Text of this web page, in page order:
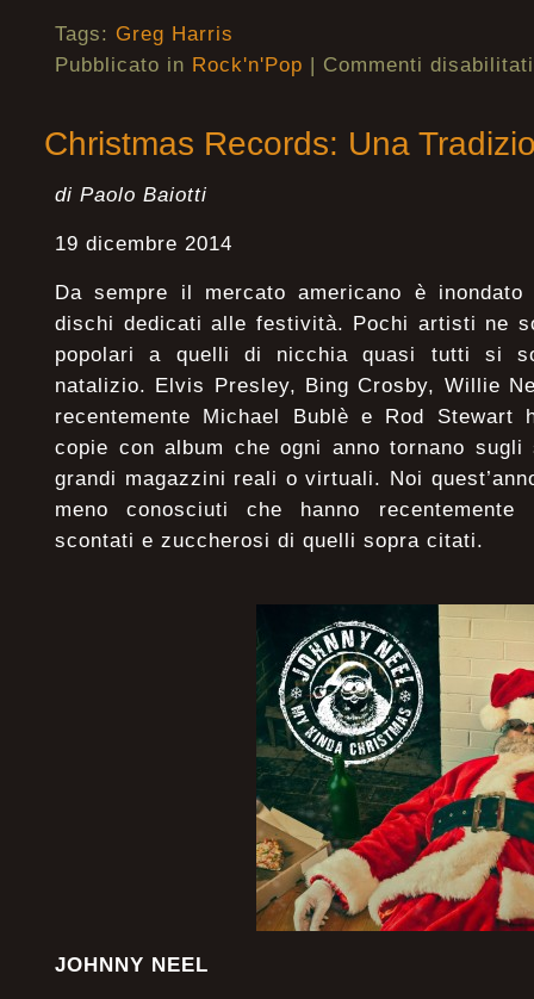
Tags: Greg Harris
Pubblicato in Rock'n'Pop | Commenti disabilitati
Christmas Records: Una
di Paolo Baiotti
19 dicembre 2014
Da sempre il mercato americano è
dischi dedicati alle festività. Pochi artisti ne
popolari a quelli di nicchia quasi tutti si
natalizio. Elvis Presley, Bing Crosby, Willie
recentemente Michael Bublè e Rod Stewart
copie con album che ogni anno tornano
grandi magazzini reali o virtuali. Noi
meno conosciuti che hanno recentemente
scontati e zuccherosi di quelli sopra citati.
JOHNNY NEEL